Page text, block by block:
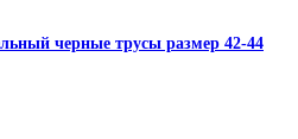
черные трусы размер 42-44